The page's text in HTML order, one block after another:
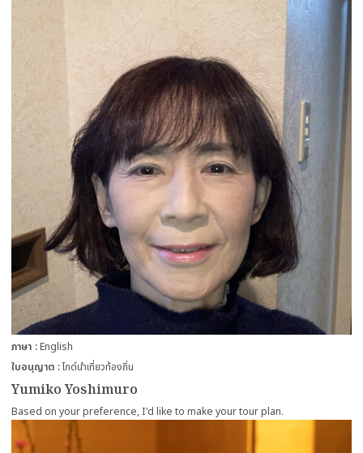
Yumiko Yoshimuro
ภาษา English
ใบอนุญาต ไกด์นำเที่ยวท้องถิ่น
Based on your preference, I'd like to make your tour plan.
more